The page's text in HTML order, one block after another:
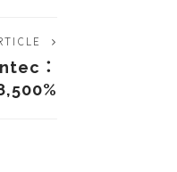
：